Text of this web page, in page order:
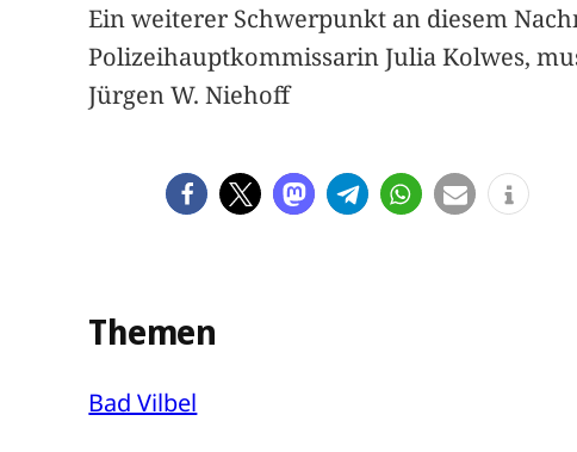
Ein weiterer Schwerpunkt an diesem
Polizeihauptkommissarin Julia Kolwes,
Jürgen W. Niehoff
Themen
Bad Vilbel